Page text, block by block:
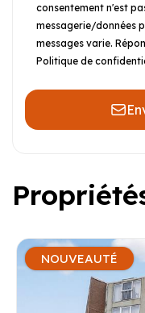
consentement n'est
messagerie/données
messages varie.
Politique de
NOUVEAUTÉ